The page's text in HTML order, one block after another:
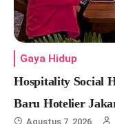
Gaya Hidup
Hospitality Social
Baru Hotelier
Agustus 7, 2026